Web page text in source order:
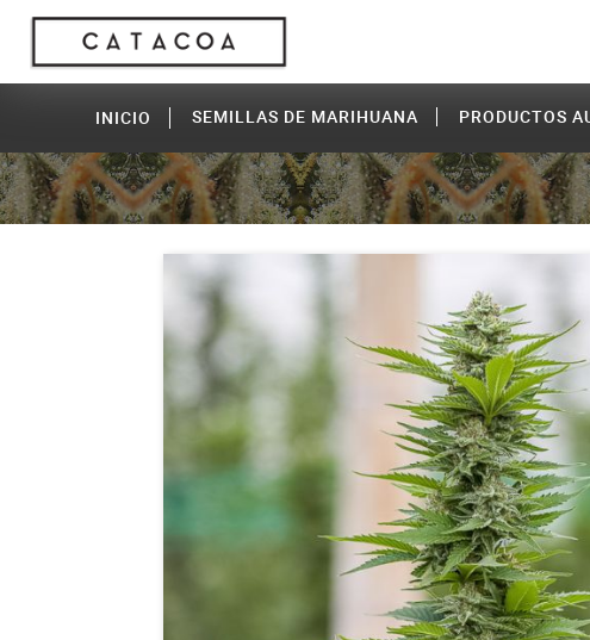
INICIO SEMILLAS DE MARIHUANA PRODUCTOS